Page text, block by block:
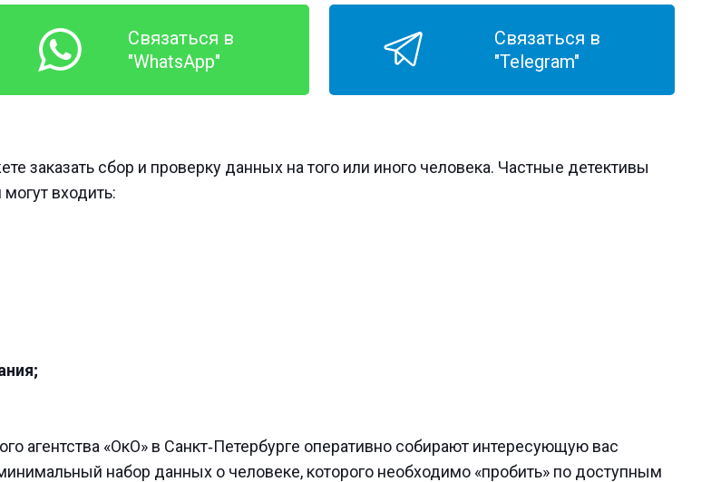
Связаться в
"WhatsApp"
Связаться в
"Telegram"
заказать сбор и проверку данных на того или иного человека. Частные детективы
входить:
агентства «ОкО» в Санкт‑Петербурге оперативно собирают интересующую вас
набор данных о человеке, которого необходимо «пробить» по доступным